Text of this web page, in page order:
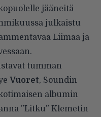
jääneitä
julkaistu
Liimaa ja
tumman
Vuoret, Soundin
albumin
”Litku” Klemetin